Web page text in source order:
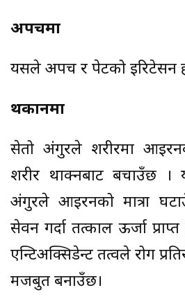
अपचमा
यसले अपच र पेटको इरिटेसन
थकानमा
सेतो अंगुरले शरीरमा
शरीर थाक्नबाट बचाउँछ ।
अंगुरले आइरनको मात्रा
सेवन गर्दा तत्काल ऊर्जा
एन्टिअक्सिडेन्ट तत्वले रोग
मजबुत बनाउँछ।